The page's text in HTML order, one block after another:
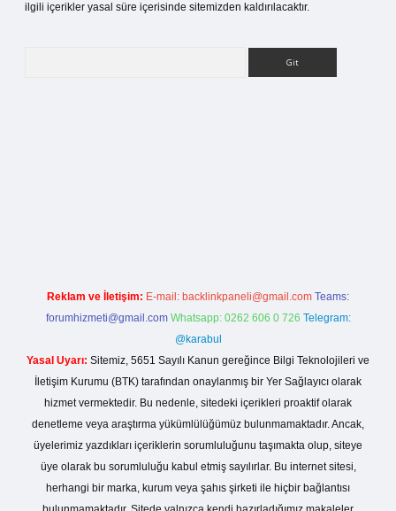
ilgili içerikler yasal süre içerisinde sitemizden kaldırılacaktır.
Reklam ve İletişim: E-mail: backlinkpaneli@gmail.com Teams:
forumhizmeti@gmail.com Whatsapp: 0262 606 0 726 Telegram:
@karabul
Yasal Uyarı: Sitemiz, 5651 Sayılı Kanun gereğince Bilgi Teknolojileri ve
İletişim Kurumu (BTK) tarafından onaylanmış bir Yer Sağlayıcı olarak
hizmet vermektedir. Bu nedenle, sitedeki içerikleri proaktif olarak
denetleme veya araştırma yükümlülüğümüz bulunmamaktadır. Ancak,
üyelerimiz yazdıkları içeriklerin sorumluluğunu taşımakta olup, siteye
üye olarak bu sorumluluğu kabul etmiş sayılırlar. Bu internet sitesi,
herhangi bir marka, kurum veya şahıs şirketi ile hiçbir bağlantısı